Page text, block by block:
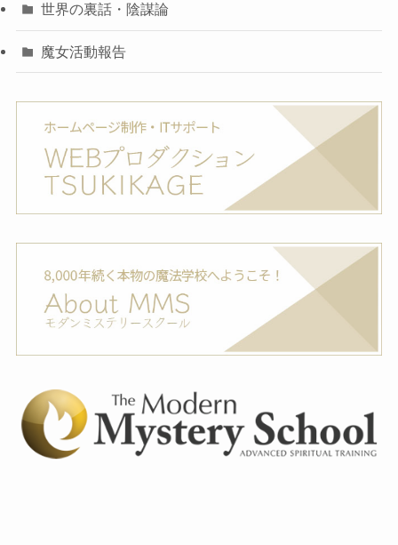
世界の裏話・陰謀論
魔女活動報告